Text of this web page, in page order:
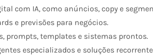
com IA, como anúncios, copy e
e previsões para negócios.
prompts, templates e sistemas prontos.
especializados e soluções